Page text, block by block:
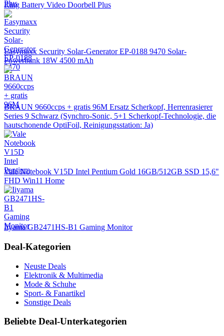
Ring Battery Video Doorbell Plus
Easymaxx Security Solar-Generator EP-0188 9470 Solar-
Powerbank 18W 4500 mAh
BRAUN 9660ccps + gratis 96M Ersatz Scherkopf, Herrenrasierer
Series 9 Schwarz (Synchro-Sonic, 5+1 Scherkopf-Technologie, die
hautschonende OptiFoil, Reinigungsstation: Ja)
Vale Notebook V15D Intel Pentium Gold 16GB/512GB SSD 15,6"
FHD Win11 Home
Iiyama GB2471HS-B1 Gaming Monitor
Deal-Kategorien
Neuste Deals
Elektronik & Multimedia
Mode & Schuhe
Sport- & Fanartikel
Sonstige Deals
Beliebte Deal-Unterkategorien